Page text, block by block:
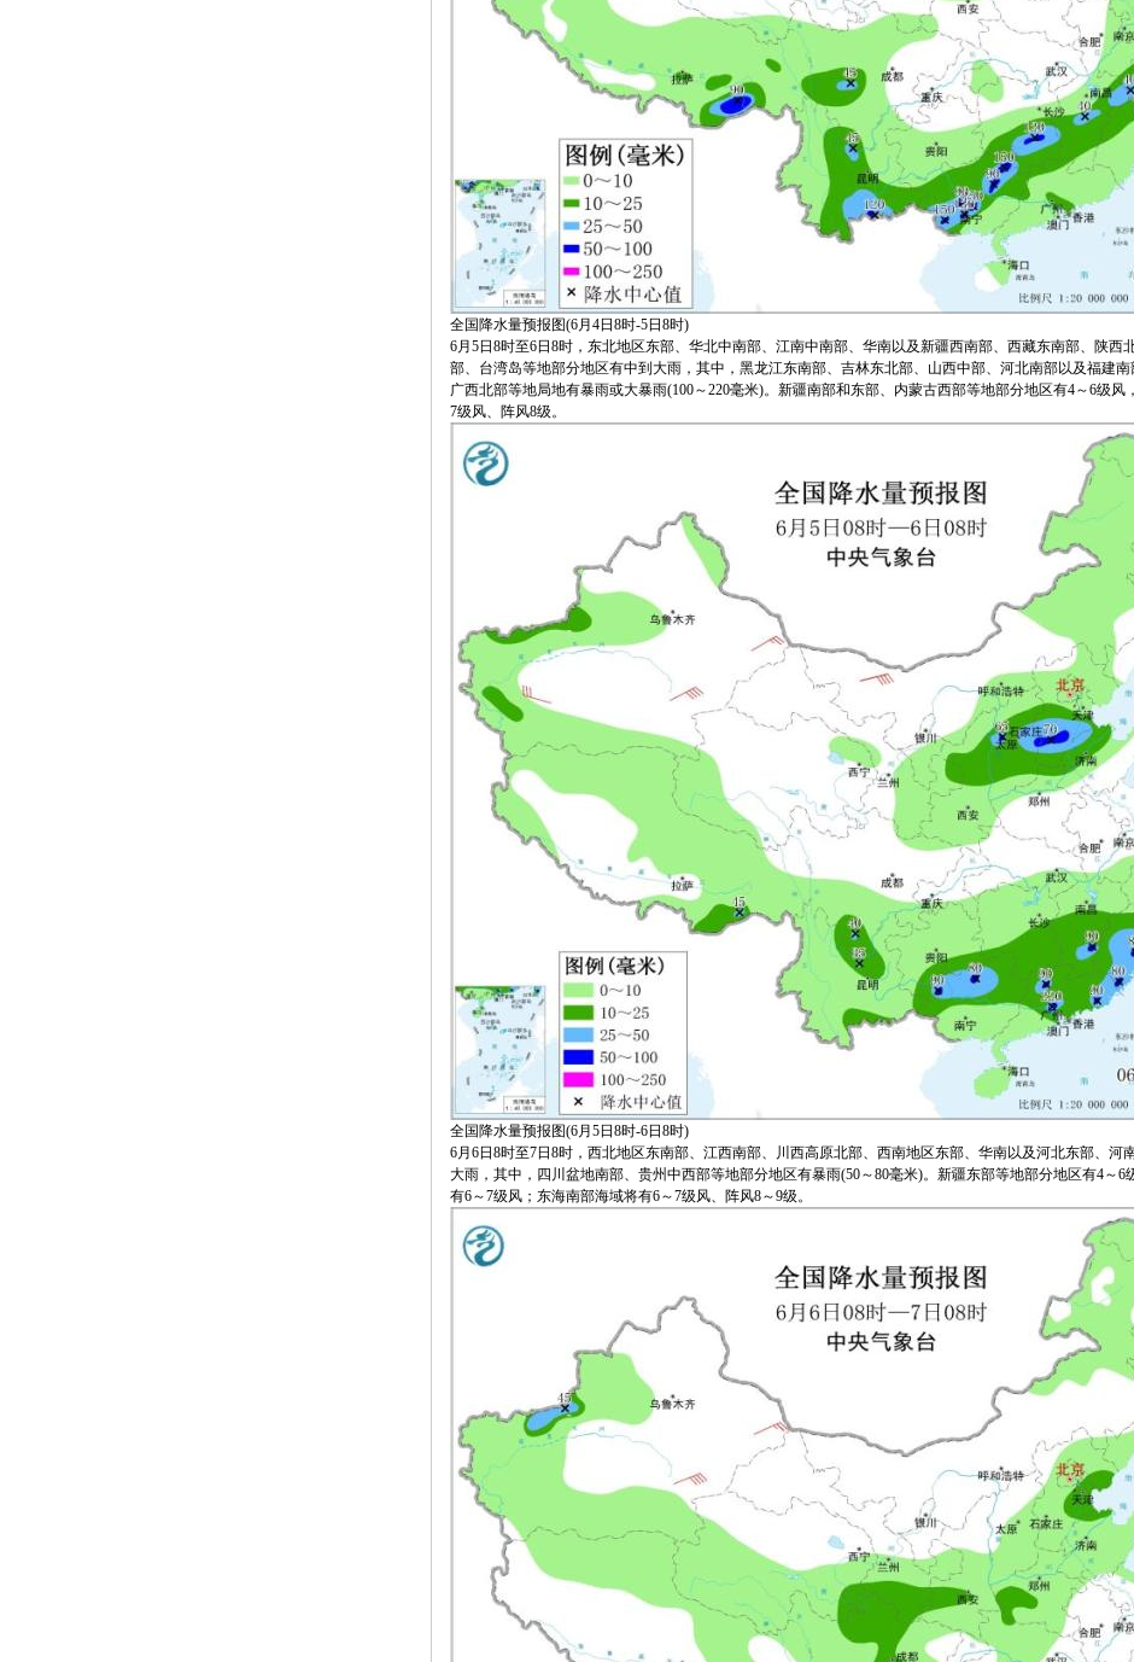
全国降水量预报图(6月4日8时-5日8时)
6月5日8时至6日8时，东北地区东部、华北中南部、江南中南部、华南以及新疆西南部、西藏东南部、陕西
部、台湾岛等地部分地区有中到大雨，其中，黑龙江东南部、吉林东北部、山西中部、河北南部以及福建南
广西北部等地局地有暴雨或大暴雨(100～220毫米)。新疆南部和东部、内蒙古西部等地部分地区有4～6级风
7级风、阵风8级。
全国降水量预报图(6月5日8时-6日8时)
6月6日8时至7日8时，西北地区东南部、江西南部、川西高原北部、西南地区东部、华南以及河北东部、河
大雨，其中，四川盆地南部、贵州中西部等地部分地区有暴雨(50～80毫米)。新疆东部等地部分地区有4～6
有6～7级风；东海南部海域将有6～7级风、阵风8～9级。